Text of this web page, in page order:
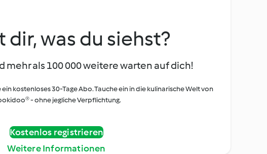
dir, was du siehst?
mehr als 100 000 weitere warten auf dich!
kostenloses 30-Tage Abo. Tauche ein in die kulinarische Welt von
- ohne jegliche Verpflichtung.
Kostenlos registrieren
Weitere Informationen